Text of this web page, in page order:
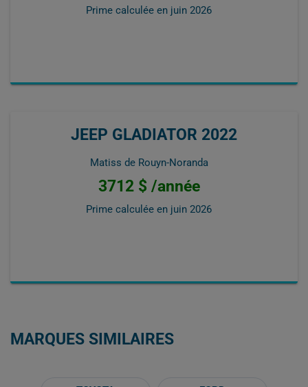
Prime calculée en juin 2026
JEEP GLADIATOR 2022
Matiss de Rouyn-Noranda
3712 $ /année
Prime calculée en juin 2026
MARQUES SIMILAIRES